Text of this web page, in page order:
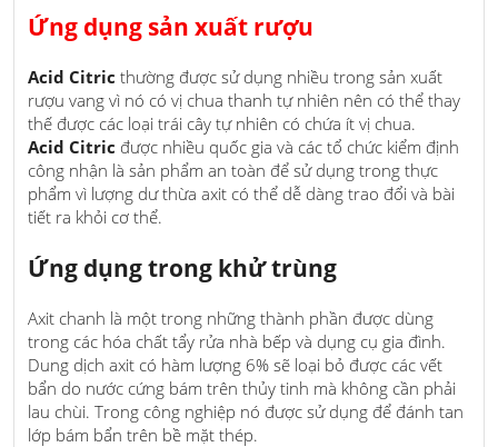
Ứng dụng sản xuất rượu
Acid Citric thường được sử dụng nhiều trong sản xuất
rượu vang vì nó có vị chua thanh tự nhiên nên có thể thay
thế được các loại trái cây tự nhiên có chứa ít vị chua.
Acid Citric được nhiều quốc gia và các tổ chức kiểm định
công nhận là sản phẩm an toàn để sử dụng trong thực
phẩm vì lượng dư thừa axit có thể dễ dàng trao đổi và bài
tiết ra khỏi cơ thể.
Ứng dụng trong khử trùng
Axit chanh là một trong những thành phần được dùng
trong các hóa chất tẩy rửa nhà bếp và dụng cụ gia đình.
Dung dịch axit có hàm lượng 6% sẽ loại bỏ được các vết
bẩn do nước cứng bám trên thủy tinh mà không cần phải
lau chùi. Trong công nghiệp nó được sử dụng để đánh tan
lớp bám bẩn trên bề mặt thép.